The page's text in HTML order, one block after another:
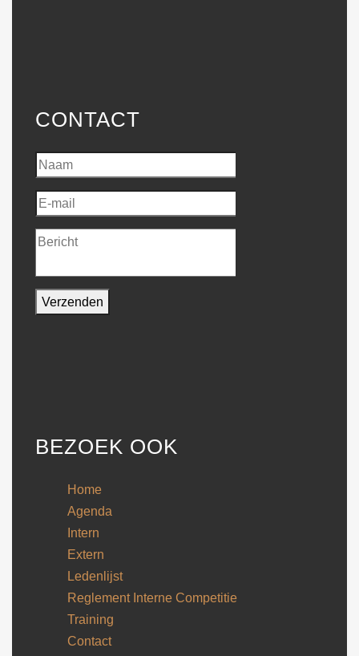
CONTACT
BEZOEK OOK
Home
Agenda
Intern
Extern
Ledenlijst
Reglement Interne Competitie
Training
Contact